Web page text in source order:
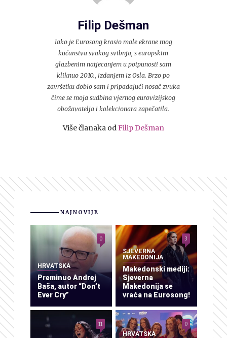
Filip Dešman
Iako je Eurosong krasio male ekrane mog
kućanstva svakog svibnja, s europskim
glazbenim natjecanjem u potpunosti sam
kliknuo 2010., izdanjem iz Osla. Brzo po
završetku dobio sam i pripadajući nosač zvuka
čime se moja sudbina vjernog eurovizijskog
obožavatelja i kolekcionara zapečatila.
Više članaka odFilip Dešman
NAJNOVIJE
HRVATSKA
Preminuo Andrej
Baša, autor “Don’t
Ever Cry”
0
SJEVERNA
MAKEDONIJA
Makedonski mediji:
Sjeverna
Makedonija se
vraća na Eurosong!
3
11
HRVATSKA
0